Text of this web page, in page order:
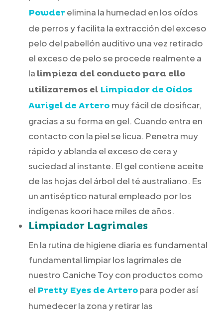
Powderelimina la humedad en los oídos
de perros y facilita la extracción del exceso
pelo del pabellón auditivo una vez retirado
el exceso de pelo se procede realmente a
la limpieza del conducto para ello
utilizaremos el Limpiador de Oídos
Aurigel de Artero muy fácil de dosificar,
gracias a su forma en gel. Cuando entra en
contacto con la piel se licua. Penetra muy
rápido y ablanda el exceso de cera y
suciedad al instante. El gel contiene aceite
de las hojas del árbol del té australiano. Es
un antiséptico natural empleado por los
indígenas koori hace miles de años.
Limpiador Lagrimales
En la rutina de higiene diaria es fundamental
fundamental limpiar los lagrimales de
nuestro Caniche Toy con productos como
el Pretty Eyes de Arteropara poder así
humedecer la zona y retirar las